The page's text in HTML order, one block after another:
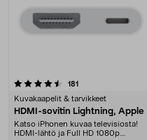
181
Kuvakaapelit & tarvikkeet
HDMI-sovitin Lightning, Apple
Katso iPhonen kuvaa televisiosta!
HDMI-lähtö ja Full HD 1080p.
4.5 viidestä tähdestä